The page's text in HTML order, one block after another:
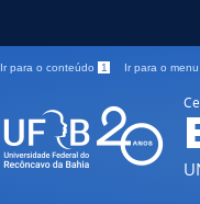
Ir para o conteúdo 1 Ir para o menu